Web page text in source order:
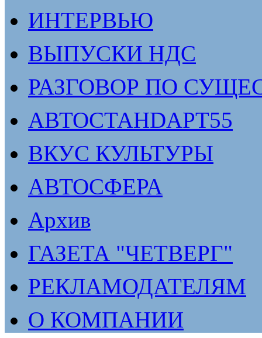
ИНТЕРВЬЮ
ВЫПУСКИ НДС
РАЗГОВОР ПО
АВТОСТАНDАРТ55
ВКУС КУЛЬТУРЫ
АВТОСФЕРА
Архив
ГАЗЕТА "ЧЕТВЕРГ"
РЕКЛАМОДАТЕЛЯМ
О КОМПАНИИ